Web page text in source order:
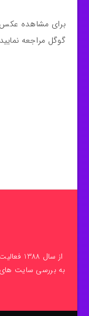
برای مشاهده عکس
گوگل مراجعه
از سال
به بررسی سایت